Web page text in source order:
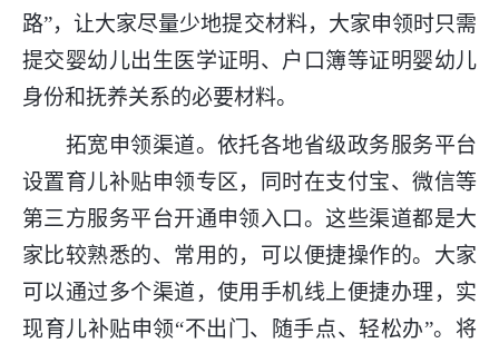
路”，让大家尽量少地提交材料，大家申领时只需
提交婴幼儿出生医学证明、户口簿等证明婴幼儿
身份和抚养关系的必要材料。
拓宽申领渠道。依托各地省级政务服务平台
设置育儿补贴申领专区，同时在支付宝、微信等
第三方服务平台开通申领入口。这些渠道都是大
家比较熟悉的、常用的，可以便捷操作的。大家
可以通过多个渠道，使用手机线上便捷办理，实
现育儿补贴申领“不出门、随手点、轻松办”。将